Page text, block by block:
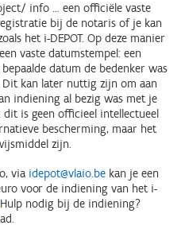
info … een officiële vaste
bij de notaris of je kan
het i-DEPOT. Op deze manier
vaste datumstempel: een
datum de bedenker was
kan later nuttig zijn om aan
indiening al bezig was met je
is geen officieel intellectueel
bescherming, maar het
zijn.
via idepot@vlaio.be kan je een
voor de indiening van het i-
nodig bij de indiening?